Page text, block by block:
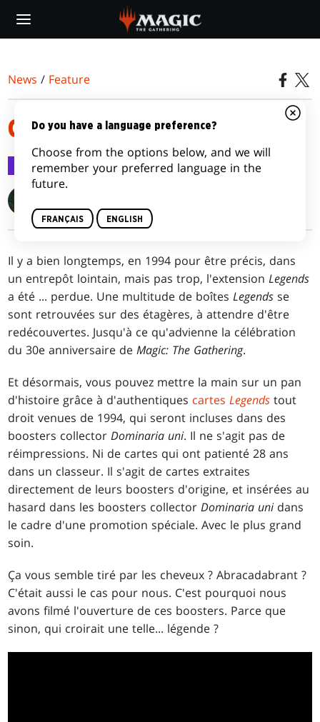
main
News / Feature
CARTES LEGENDS PERDUES
Feature 21 juil. 2022
Il y a bien longtemps, en 1994 pour être précis, dans
un entrepôt lointain, mais pas trop, l'extensionLegends
a été ... perdue. Une multitude de boîtesLegends se
sont retrouvées sur des étagères, à attendre d'être
redécouvertes. Jusqu'à ce qu'advienne la célébration
du 30e anniversaire deMagic: The Gathering.
Et désormais, vous pouvez mettre la main sur un pan
d'histoire grâce à d'authentiques cartesLegends tout
droit venues de 1994, qui seront incluses dans des
boosters collectorDominaria uni. Il ne s'agit pas de
réimpressions. Ni de cartes qui ont patienté 28 ans
dans un classeur. Il s'agit de cartes extraites
directement de leurs boosters d'origine, et insérées au
hasard dans les boosters collectorDominaria uni dans
le cadre d'une promotion spéciale. Avec le plus grand
soin.
Ça vous semble tiré par les cheveux ? Abracadabrant ?
C'était aussi le cas pour nous. C'est pourquoi nous
avons filmé l'ouverture de ces boosters. Parce que
sinon, qui croirait une telle... légende ?
Do you have a language preference?
Choose from the options below, and we will
remember your preferred language in the
future.
FRANÇAIS ENGLISH